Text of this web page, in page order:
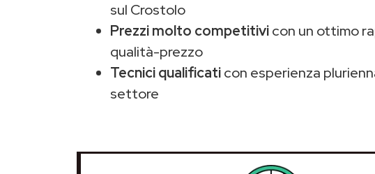
sul Crostolo
Prezzi molto competitivicon un ottimo
qualità-prezzo
Tecnici qualificaticon esperienza
settore